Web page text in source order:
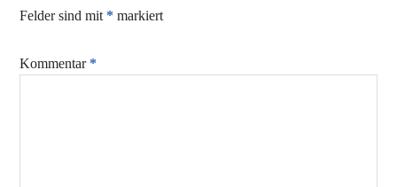
Felder sind mit * markiert
Kommentar *